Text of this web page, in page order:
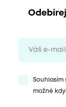
Souhlasím
možné